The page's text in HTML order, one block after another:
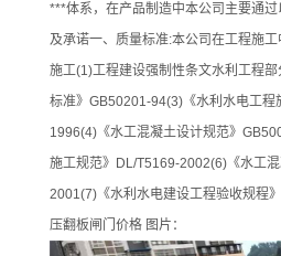
***体系，在产品制造中本公司主要通
及承诺一、质量标准:本公司在工程施
施工(1)工程建设强制性条文水利工程
标准》GB50201-94(3)《水利水电工
1996(4)《水工混凝土设计规范》
施工规范》DL/T5169-2002(6)《水工
2001(7)《水利水电建设工程验收规程
压翻板闸门价格 图片：